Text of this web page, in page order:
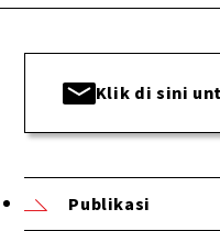
Klik di sini
Publikasi